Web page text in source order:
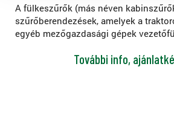
A fülkeszűrők (más néven
szűrőberendezések, amelyek a
egyéb mezőgazdasági gépek
További info,